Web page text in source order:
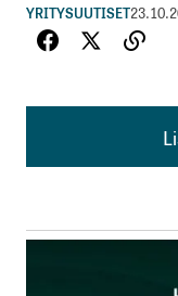
YRITYSUUTISET